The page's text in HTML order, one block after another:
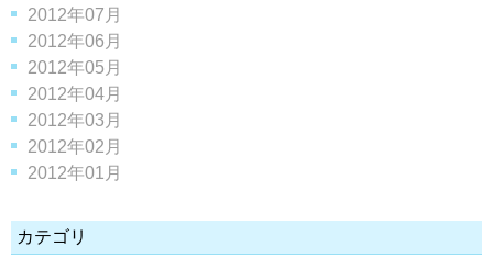
2012年07月
2012年06月
2012年05月
2012年04月
2012年03月
2012年02月
2012年01月
カテゴリ